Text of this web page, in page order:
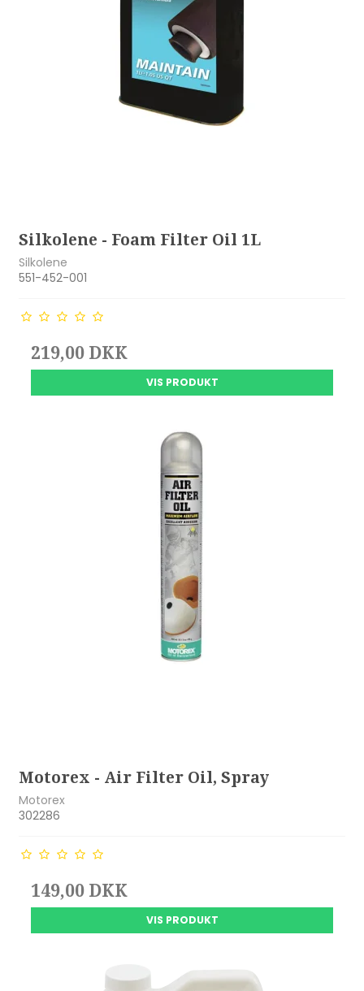
Silkolene - Foam Filter Oil 1L
Silkolene
551-452-001
219,00 DKK
VIS PRODUKT
Motorex - Air Filter Oil, Spray
Motorex
302286
149,00 DKK
VIS PRODUKT